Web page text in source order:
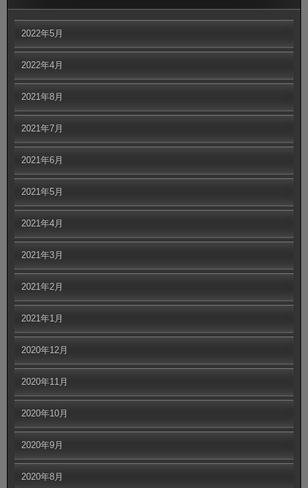
2022年5月
2022年4月
2021年8月
2021年7月
2021年6月
2021年5月
2021年4月
2021年3月
2021年2月
2021年1月
2020年12月
2020年11月
2020年10月
2020年9月
2020年8月